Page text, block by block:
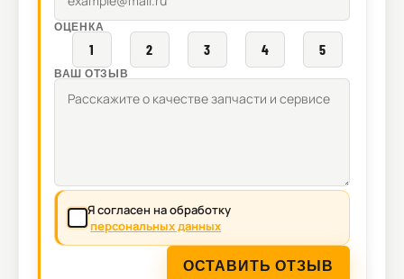
ОЦЕНКА
1 2 3 4 5
ВАШ ОТЗЫВ
Я согласен на обработку
персональных данных
ОСТАВИТЬ ОТЗЫВ